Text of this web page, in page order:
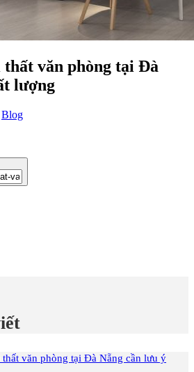
văn phòng tại Đà
lượng
Blog
thất văn phòng tại Đà Nẵng cần lưu ý